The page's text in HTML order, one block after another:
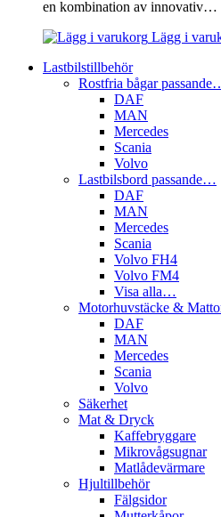
en kombination av innovativ…
Lägg i
Lastbilstillbehör
Rostfria bågar
DAF
MAN
Mercedes
Scania
Volvo
Lastbilsbord passande…
DAF
MAN
Mercedes
Scania
Volvo FH4
Volvo FM4
Visa alla…
Motorhuvstäcke &
DAF
MAN
Mercedes
Scania
Volvo
Säkerhet
Mat & Dryck
Kaffebryggare
Mikrovågsugnar
Matlådevärmare
Hjultillbehör
Fälgsidor